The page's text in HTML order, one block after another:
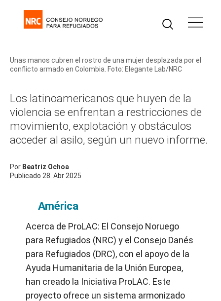
América Latina
Unas manos cubren el rostro de una mujer desplazada por el
conflicto armado en Colombia. Foto: Elegante Lab/NRC
Los latinoamericanos que huyen de la
violencia se enfrentan a restricciones de
movimiento, explotación y obstáculos
acceder al asilo, según un nuevo informe.
Por Beatriz Ochoa
Publicado 28. Abr 2025
América
Acerca de ProLAC: El Consejo Noruego
para Refugiados (NRC) y el Consejo Danés
para Refugiados (DRC), con el apoyo de la
Ayuda Humanitaria de la Unión Europea,
han creado la Iniciativa ProLAC. Este
proyecto ofrece un sistema armonizado